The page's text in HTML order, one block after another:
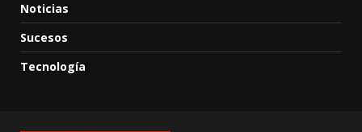
Noticias
Sucesos
Tecnología